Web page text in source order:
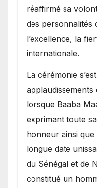
réaffirmé sa
des personnalités
l’excellence, la
internationale.
​La cérémonie
lorsque Baaba
exprimant toute
honneur ainsi
longue date
du Sénégal et de
constitué un